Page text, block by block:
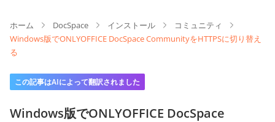
ホーム DocSpace インストール
コミュニティ
Windows版でONLYOFFICE DocSpace CommunityをHTTPSに切り替え
る
この記事はAIによって翻訳されました
Windows版でONLYOFFICE DocSpace